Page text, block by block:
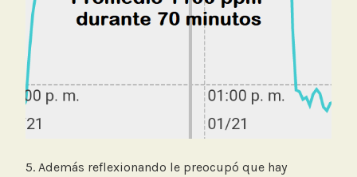
5. Además reflexionando le preocupó que hay